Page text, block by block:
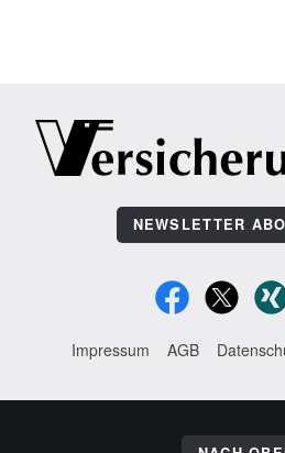
NEWSLETTER
Impressum AGB